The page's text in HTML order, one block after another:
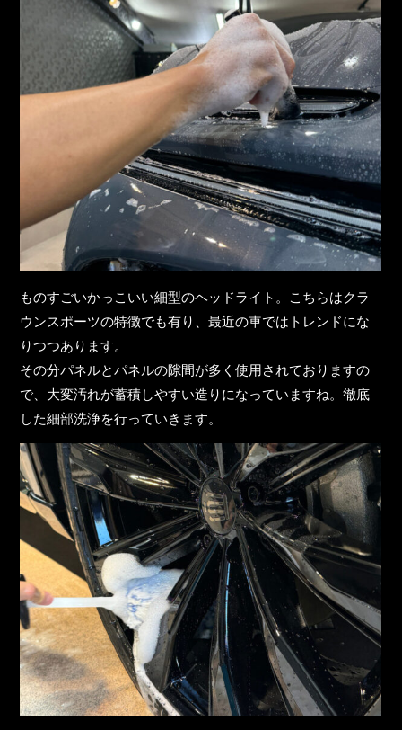
ものすごいかっこいい細型のヘッドライト。こちらはクラ
ウンスポーツの特徴でも有り、最近の車ではトレンドにな
りつつあります。
その分パネルとパネルの隙間が多く使用されておりますの
で、大変汚れが蓄積しやすい造りになっていますね。徹底
した細部洗浄を行っていきます。